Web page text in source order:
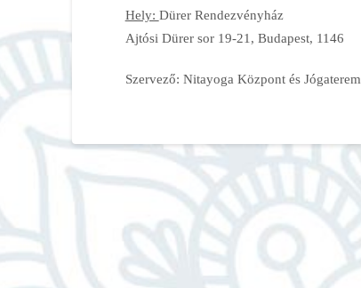
Hely: Dürer Rendezvényház
Ajtósi Dürer sor 19-21, Budapest, 1146
Szervező: Nitayoga Központ és Jógaterem